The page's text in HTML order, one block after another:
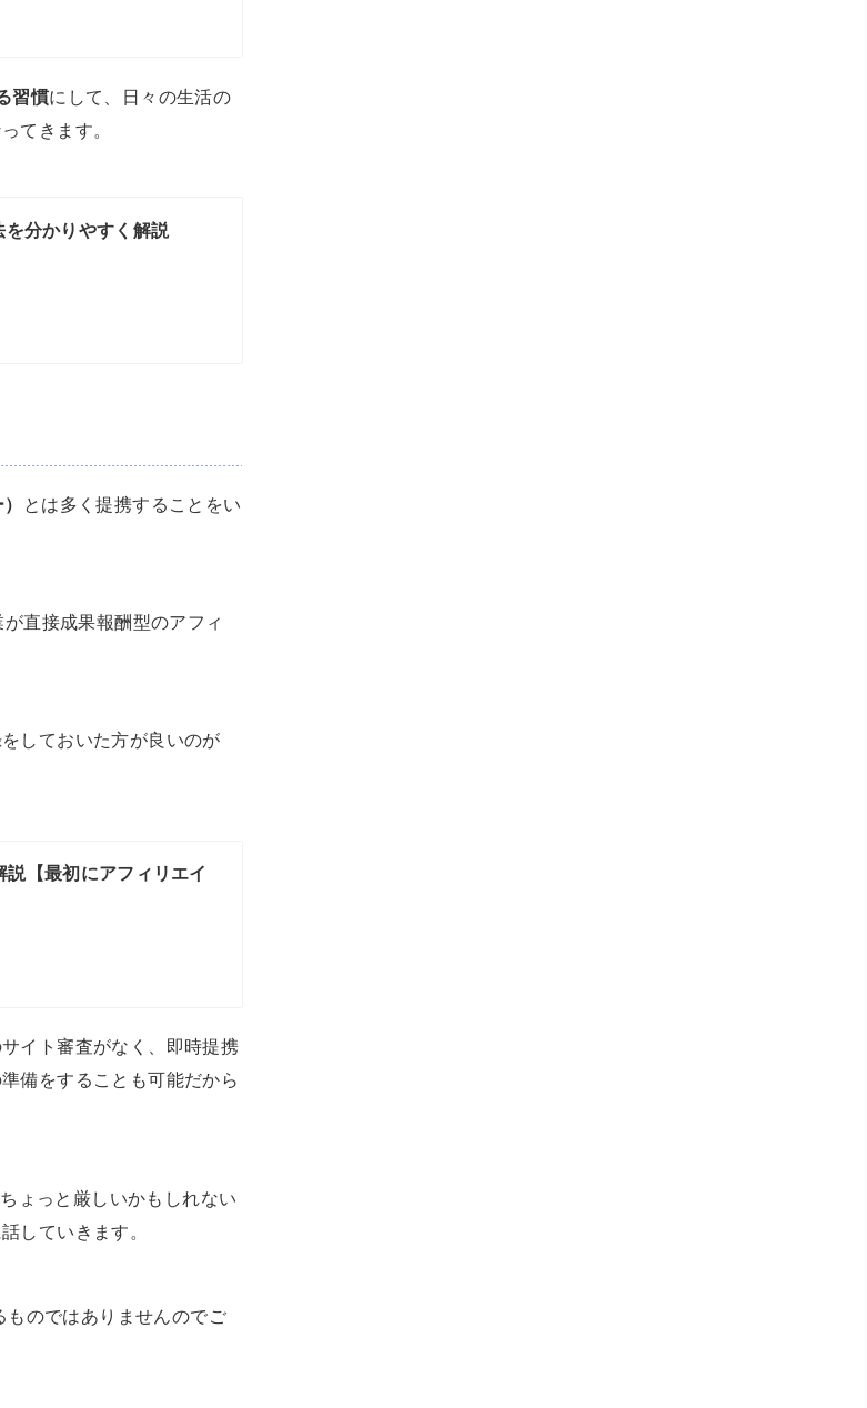
習慣にして、日々の生活の
てきます。
分かりやすく解説
とは多く提携することをい
直接成果報酬型のアフィ
しておいた方が良いのが
【最初にアフィリエイ
イト審査がなく、即時提携
備をすることも可能だから
ょっと厳しいかもしれない
していきます。
のではありませんのでご